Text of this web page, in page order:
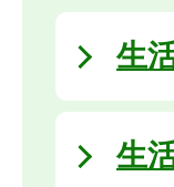
生
生